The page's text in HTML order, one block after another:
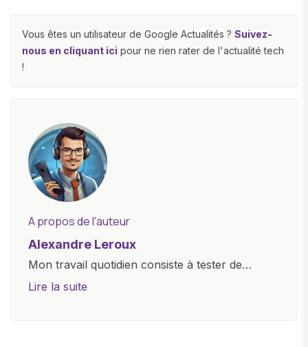
Vous êtes un utilisateur de Google Actualités ? Suivez-
nous en cliquant ici pour ne rien rater de l'actualité tech
!
A propos de l'auteur
Alexandre Leroux
Mon travail quotidien consiste à tester de
nouveaux appareils, à rédiger des critiques
Lire la suite